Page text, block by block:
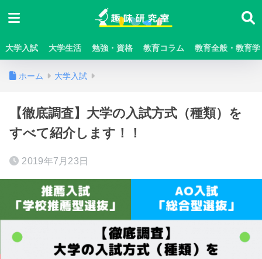
大学入試 大学生活 勉強・資格 教育コラム 教育全般・教育学
ホーム 大学入試
【徹底調査】大学の入試方式（種類）を
すべて紹介します！！
2019年7月23日